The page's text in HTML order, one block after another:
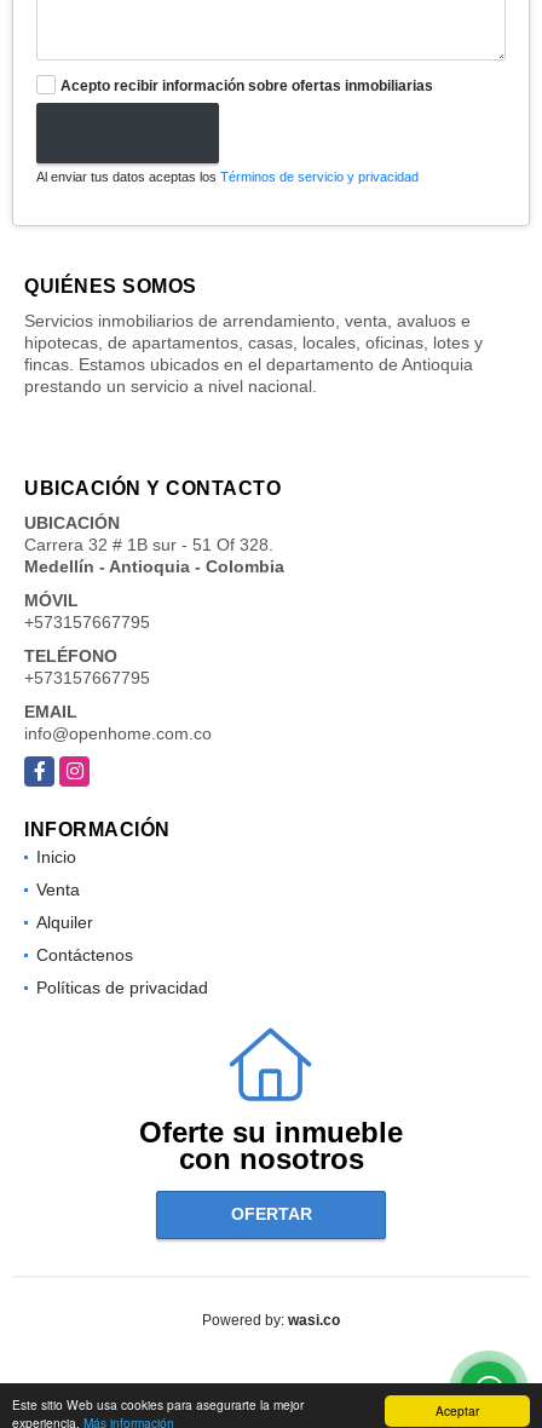
Aceptar
Este sitio Web usa cookies para asegurarte la mejor
experiencia. Más información
Acepto recibir información sobre ofertas inmobiliarias
Al enviar tus datos aceptas los Términos de servicio y privacidad
QUIÉNES SOMOS
Servicios inmobiliarios de arrendamiento, venta, avaluos e
hipotecas, de apartamentos, casas, locales, oficinas, lotes y
fincas. Estamos ubicados en el departamento de Antioquia
prestando un servicio a nivel nacional.
UBICACIÓN Y CONTACTO
UBICACIÓN
Carrera 32 # 1B sur - 51 Of 328.
Medellín - Antioquia - Colombia
MÓVIL
+573157667795
TELÉFONO
+573157667795
EMAIL
info@openhome.com.co
FacebookInstagram
INFORMACIÓN
Inicio
Venta
Alquiler
Contáctenos
Políticas de privacidad
Oferte su inmueble
con nosotros
OFERTAR
Powered by: wasi.co